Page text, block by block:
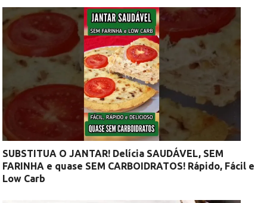
SUBSTITUA O JANTAR! Delícia SAUDÁVEL, SEM
FARINHA e quase SEM CARBOIDRATOS! Rápido, Fácil e
Low Carb